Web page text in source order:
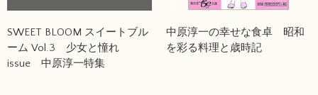
SWEET BLOOM スイートブル
ーム Vol.3 少女と憧れ
issue 中原淳一特集
中原淳一の幸せな食卓 昭和
を彩る料理と歳時記